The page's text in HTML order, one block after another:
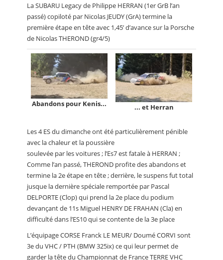
La SUBARU Legacy de Philippe HERRAN (1er GrB l’an
passé) copiloté par Nicolas JEUDY (GrA) termine la
première étape en tête avec 1,45’ d’avance sur la Porsche
de Nicolas THEROND (gr4/5)
Abandons pour Kenis... ... et Herran
Les 4 ES du dimanche ont été particulièrement pénible
avec la chaleur et la poussière
soulevée par les voitures ; l’Es7 est fatale à HERRAN ;
Comme l’an passé, THEROND profite des abandons et
termine la 2e étape en tête ; derrière, le suspens fut total
jusque la dernière spéciale remportée par Pascal
DELPORTE (Clop) qui prend la 2e place du podium
devançant de 11s Miguel HENRY DE FRAHAN (Cla) en
difficulté dans l’ES10 qui se contente de la 3e place
L’équipage CORSE Franck LE MEUR/ Doumé CORVI sont
3e du VHC / PTH (BMW 325ix) ce qui leur permet de
garder la tête du Championnat de France TERRE VHC